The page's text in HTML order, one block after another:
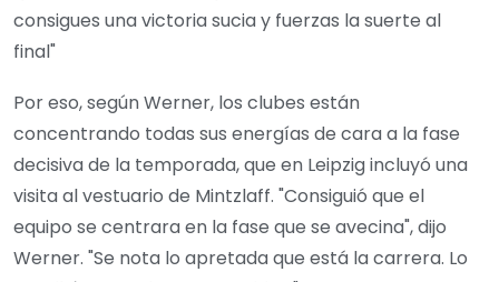
consigues una victoria sucia y fuerzas la suerte al
final"
Por eso, según Werner, los clubes están
concentrando todas sus energías de cara a la fase
decisiva de la temporada, que en Leipzig incluyó una
visita al vestuario de Mintzlaff. "Consiguió que el
equipo se centrara en la fase que se avecina", dijo
Werner. "Se nota lo apretada que está la carrera. Lo